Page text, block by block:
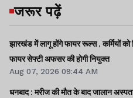
जरूर पढ़ें
झारखंड में लागू होंगे फायर रूल्स , कर्मियों को
फायर सेफ्टी अफसर की होगी नियुक्त
Aug 07, 2026 09:44 AM
धनबाद : मरीज की मौत के बाद जालान